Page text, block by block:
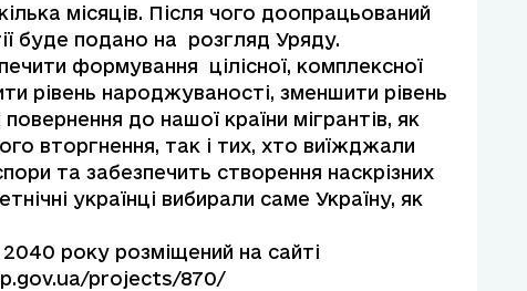
місяців. Після чого доопрацьований
буде подано на розгляд Уряду.
формування цілісної, комплексної
рівень народжуваності, зменшити рівень
до нашої країни мігрантів, як
вторгнення, так і тих, хто виїжджали
та забезпечить створення наскрізних
українці вибирали саме Україну, як
року розміщений на сайті
projects/870/